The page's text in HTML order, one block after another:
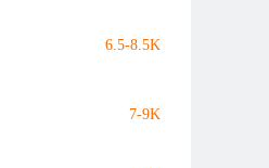
6.5-8.5K
7-9K